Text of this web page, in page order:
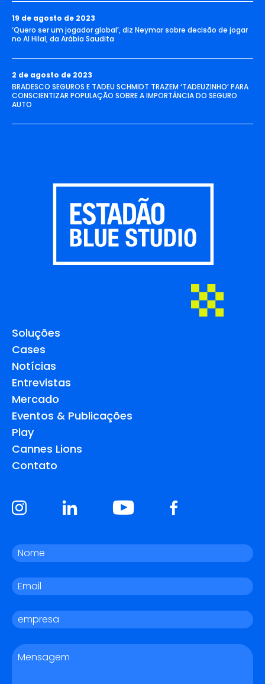
19 de agosto de 2023
‘Quero ser um jogador global’, diz Neymar sobre decisão de jogar
no Al Hilal, da Arábia Saudita
2 de agosto de 2023
BRADESCO SEGUROS E TADEU SCHMIDT TRAZEM ‘TADEUZINHO’ PARA
CONSCIENTIZAR POPULAÇÃO SOBRE A IMPORTÂNCIA DO SEGURO
AUTO
Soluções
Cases
Notícias
Entrevistas
Mercado
Eventos & Publicações
Play
Cannes Lions
Contato